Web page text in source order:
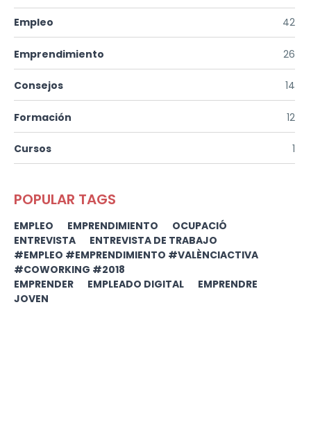
Empleo 42
Emprendimiento 26
Consejos 14
Formación 12
Cursos 1
POPULAR TAGS
EMPLEO EMPRENDIMIENTO
OCUPACIÓ
ENTREVISTA
ENTREVISTA DE TRABAJO
#EMPLEO #EMPRENDIMIENTO #VALÈNCIACTIVA
#COWORKING #2018
EMPRENDER
EMPLEADO DIGITAL
EMPRENDRE
JOVEN